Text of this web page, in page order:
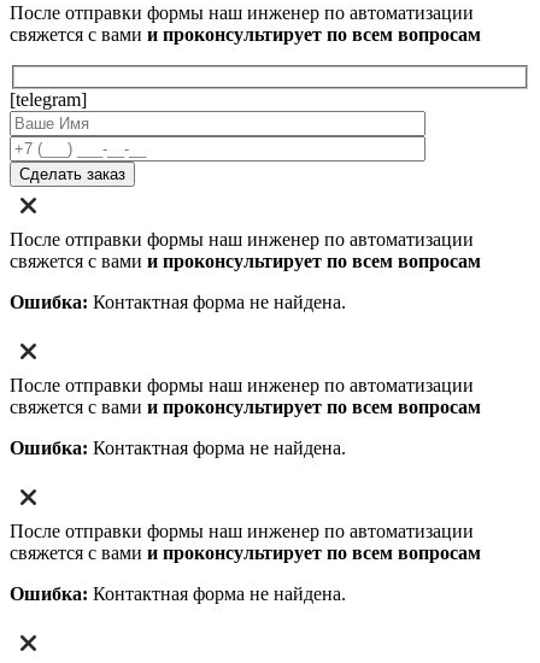
После отправки формы наш инженер по автоматизации
свяжется с вами и проконсультирует по всем вопросам
[telegram]
После отправки формы наш инженер по автоматизации
свяжется с вами и проконсультирует по всем вопросам
Ошибка: Контактная форма не найдена.
После отправки формы наш инженер по автоматизации
свяжется с вами и проконсультирует по всем вопросам
Ошибка: Контактная форма не найдена.
После отправки формы наш инженер по автоматизации
свяжется с вами и проконсультирует по всем вопросам
Ошибка: Контактная форма не найдена.